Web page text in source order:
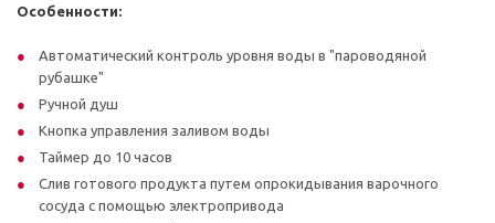
Особенности:
Автоматический контроль уровня воды в "пароводяной
рубашке"
Ручной душ
Кнопка управления заливом воды
Таймер до 10 часов
Слив готового продукта путем опрокидывания варочного
сосуда с помощью электропривода